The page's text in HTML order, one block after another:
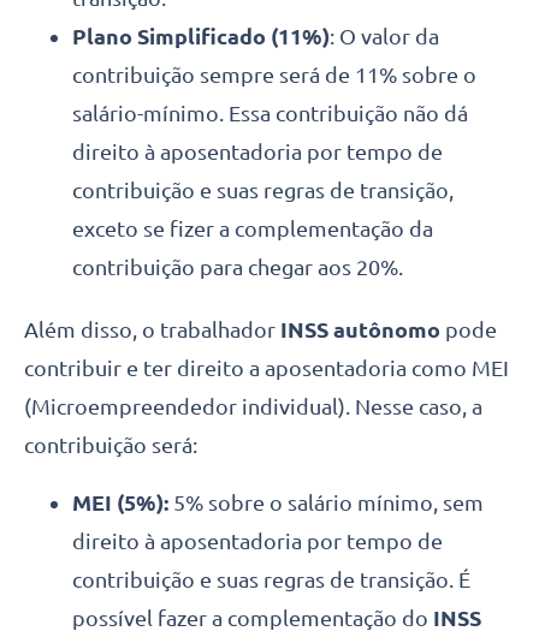
Plano Simplificado (11%): O valor da
contribuição sempre será de 11% sobre o
salário-mínimo. Essa contribuição não dá
direito à aposentadoria por tempo de
contribuição e suas regras de transição,
exceto se fizer a complementação da
contribuição para chegar aos 20%.
Além disso, o trabalhador INSS autônomo pode
contribuir e ter direito a aposentadoria como MEI
(Microempreendedor individual). Nesse caso, a
contribuição será:
MEI (5%): 5% sobre o salário mínimo, sem
direito à aposentadoria por tempo de
contribuição e suas regras de transição. É
possível fazer a complementação do INSS